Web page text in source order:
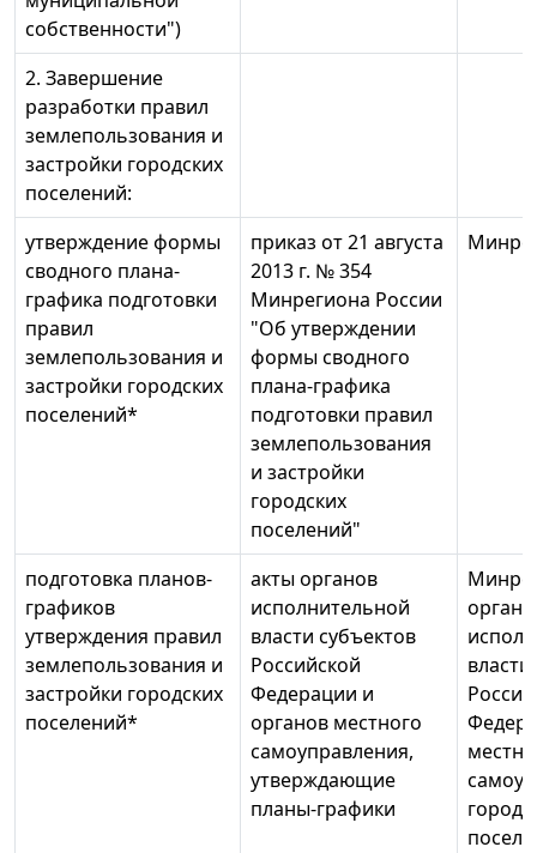
собственности")
2. Завершение
разработки правил
землепользования и
застройки городских
поселений:
утверждение формы
сводного плана-
графика подготовки
правил
землепользования и
застройки городских
поселений*
приказ от 21 августа
2013 г. № 354
Минрегиона России
"Об утверждении
формы сводного
плана-графика
подготовки правил
землепользования
и застройки
городских
поселений"
подготовка планов-
графиков
утверждения правил
землепользования и
застройки городских
поселений*
акты органов
исполнительной
власти субъектов
Российской
Федерации и
органов местного
самоуправления,
утверждающие
планы-графики
органы